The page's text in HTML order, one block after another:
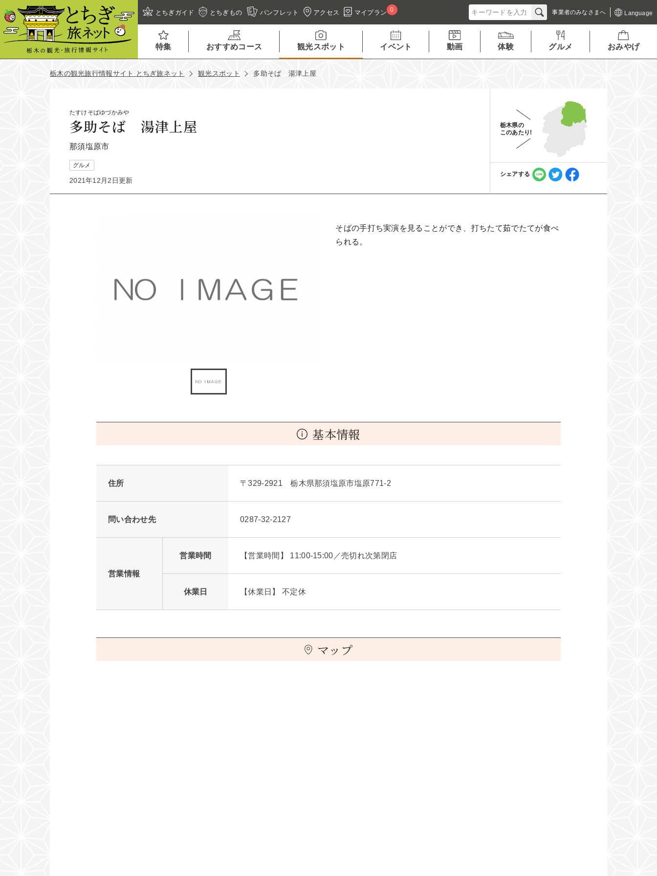
とちぎガイド とちぎもの パンフレット アクセス マイプラン 0 事業者のみなさまへ Language
特集 おすすめコース 観光スポット イベント 動画 体験 グルメ おみやげ
栃木の観光旅行情報サイト とちぎ旅ネット 観光スポット 多助そば 湯津上屋
たすけそばゆづかみや
多助そば 湯津上屋
那須塩原市
グルメ
2021年12月2日更新
栃木県の
このあたり!
シェアする
そばの手打ち実演を見ることができ、打ちたて茹でたてが食べ
られる。
基本情報
住所 〒329-2921 栃木県那須塩原市塩原771-2
問い合わせ先 0287-32-2127
営業情報
営業時間 【営業時間】 11:00-15:00／売切れ次第閉店
休業日 【休業日】 不定休
マップ